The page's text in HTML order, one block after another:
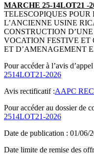
MARCHE 25-14LOT21 -
TELESCOPIQUES
L’ANCIENNE USINE
CONSTRUCTION
VOCATION FESTIVE ET
ET D’AMENAGEMENT
Pour accéder à l’avis
2514LOT21-2026
Avis rectificatif :AAPC
Pour accéder au dossier de
2514LOT21-2026
Date de publication : 01/06/
Date limite de remise des